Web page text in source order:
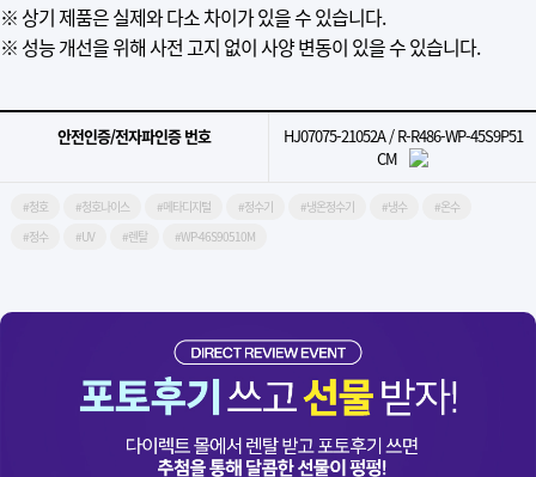
※ 상기 제품은 실제와 다소 차이가 있을 수 있습니다.
※ 성능 개선을 위해 사전 고지 없이 사양 변동이 있을 수 있습니다.
안전인증/전자파인증 번호
​HJ07075-21052A / R-R486-WP-45S9P51
CM​
#청호 #청호나이스 #메타디지털 #정수기 #냉온정수기 #냉수
#온수
#정수
#UV #렌탈 #WP-46S90510M